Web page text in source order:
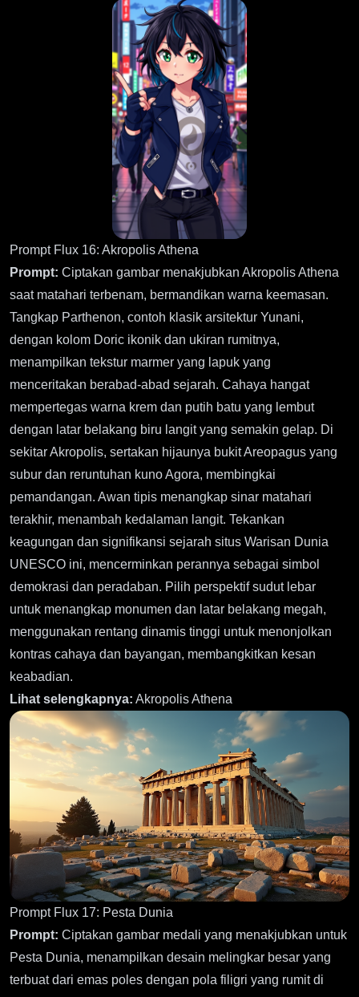
Prompt Flux 16: Akropolis Athena
Prompt: Ciptakan gambar menakjubkan Akropolis Athena
saat matahari terbenam, bermandikan warna keemasan.
Tangkap Parthenon, contoh klasik arsitektur Yunani,
dengan kolom Doric ikonik dan ukiran rumitnya,
menampilkan tekstur marmer yang lapuk yang
menceritakan berabad-abad sejarah. Cahaya hangat
mempertegas warna krem dan putih batu yang lembut
dengan latar belakang biru langit yang semakin gelap. Di
sekitar Akropolis, sertakan hijaunya bukit Areopagus yang
subur dan reruntuhan kuno Agora, membingkai
pemandangan. Awan tipis menangkap sinar matahari
terakhir, menambah kedalaman langit. Tekankan
keagungan dan signifikansi sejarah situs Warisan Dunia
UNESCO ini, mencerminkan perannya sebagai simbol
demokrasi dan peradaban. Pilih perspektif sudut lebar
untuk menangkap monumen dan latar belakang megah,
menggunakan rentang dinamis tinggi untuk menonjolkan
kontras cahaya dan bayangan, membangkitkan kesan
keabadian.
Lihat selengkapnya: Akropolis Athena
Prompt Flux 17: Pesta Dunia
Prompt: Ciptakan gambar medali yang menakjubkan untuk
Pesta Dunia, menampilkan desain melingkar besar yang
terbuat dari emas poles dengan pola filigri yang rumit di